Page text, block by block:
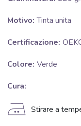
Motivo: Tinta unita
Certificazione:
Colore: Verde
Cura:
E Stirare a